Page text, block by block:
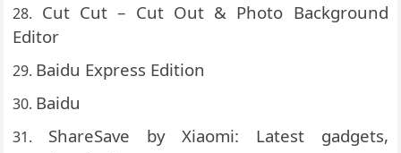
Cut Cut – Cut Out & Photo Background
Editor
Baidu Express Edition
Baidu
ShareSave by Xiaomi: Latest gadgets,